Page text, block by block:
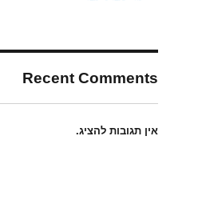
Recent Comments
אין תגובות להציג.